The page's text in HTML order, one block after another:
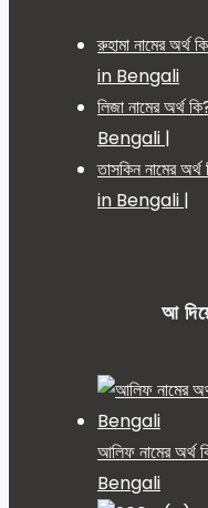
রুহামা নামের
in Bengali
লিজা নামের
Bengali |
তাসকিন নামের
in Bengali |
আ
আলিফ নামের
Bengali